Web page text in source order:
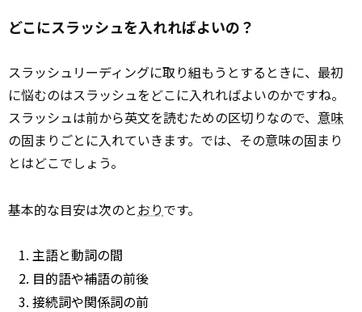
どこにスラッシュを入れればよいの？
スラッシュリーディングに取り組もうとするときに、最初
に悩むのはスラッシュをどこに入れればよいのかですね。
スラッシュは前から英文を読むための区切りなので、 意味
の固まりごとに入れていきます。では、その意味の固まり
とはどこでしょう。
基本的な目安は次のとおりです。
主語と動詞の間
目的語や補語の前後
接続詞や関係詞の前